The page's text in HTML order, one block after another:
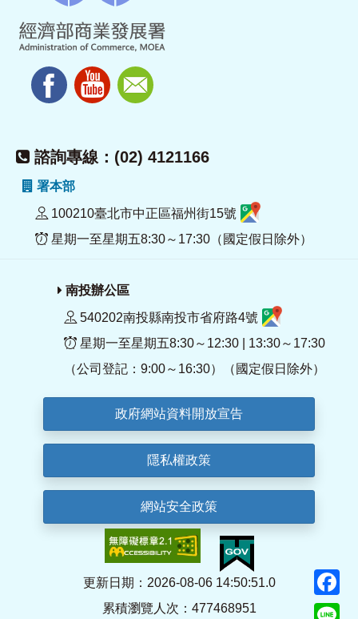
諮詢專線：(02) 4121166
署本部
100210臺北市中正區福州街15號
星期一至星期五8:30～17:30（國定假日除外）
南投辦公區
540202南投縣南投市省府路4號
星期一至星期五8:30～12:30 | 13:30～17:30
（公司登記：9:00～16:30）（國定假日除外）
政府網站資料開放宣告
隱私權政策
網站安全政策
更新日期：2026-08-06 14:50:51.0
累積瀏覽人次：477468951